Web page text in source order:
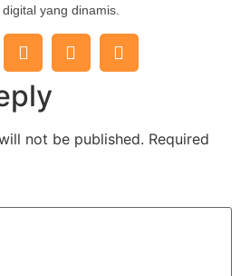
yang dinamis.
not be published. Required